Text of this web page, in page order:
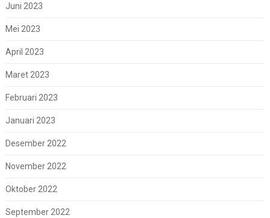
Juni 2023
Mei 2023
April 2023
Maret 2023
Februari 2023
Januari 2023
Desember 2022
November 2022
Oktober 2022
September 2022